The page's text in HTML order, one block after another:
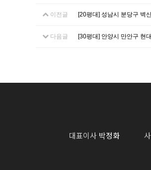
이전글 [20평대] 성남시 분당구 벽
다음글 [30평대] 안양시 만안구 현
대표이사 박정화